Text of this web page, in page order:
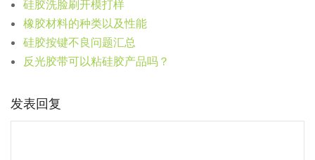
硅胶洗脸刷开模打样
橡胶材料的种类以及性能
硅胶按键不良问题汇总
反光胶带可以粘硅胶产品吗？
发表回复